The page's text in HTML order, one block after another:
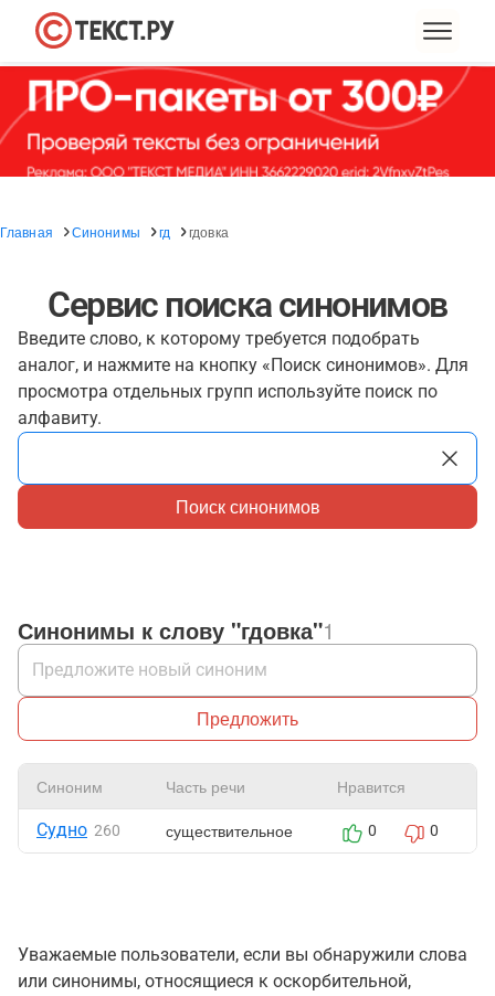
Главная Синонимы гд гдовка
Сервис поиска синонимов
Введите слово, к которому требуется подобрать
аналог, и нажмите на кнопку «Поиск синонимов». Для
просмотра отдельных групп используйте поиск по
алфавиту.
Поиск синонимов
Синонимы к слову "гдовка"1
Предложить
Синоним Часть речи Нравится
Судно 260 существительное 0 0
Уважаемые пользователи, если вы обнаружили слова
или синонимы, относящиеся к оскорбительной,